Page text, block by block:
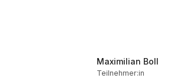
Maximilian Boll
Teilnehmer:in